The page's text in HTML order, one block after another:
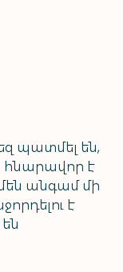
պատմել են,
հնարավոր է
անգամ մի
է